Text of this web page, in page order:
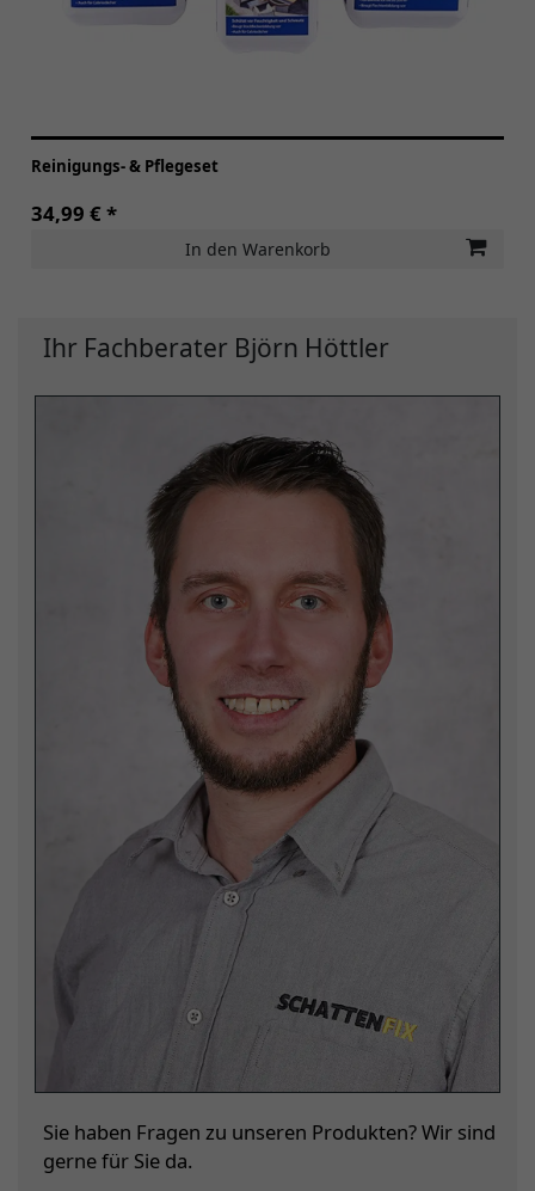
Reinigungs- & Pflegeset
34,99 € *
In den Warenkorb
Ihr Fachberater Björn Höttler
Sie haben Fragen zu unseren Produkten? Wir sind
gerne für Sie da.